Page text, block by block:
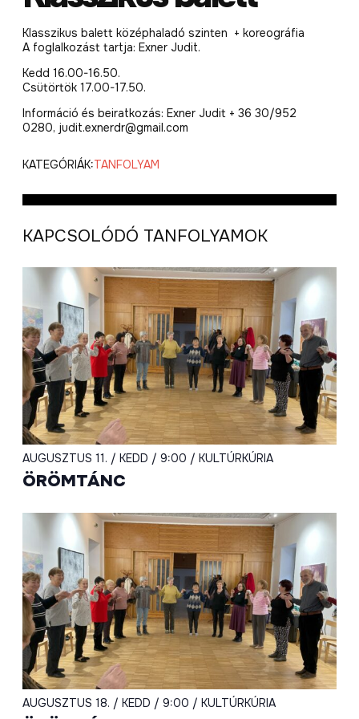
Klasszikus balett középhaladó szinten + koreográfia
A foglalkozást tartja: Exner Judit.
Kedd 16.00-16.50.
Csütörtök 17.00-17.50.
Információ és beiratkozás: Exner Judit + 36 30/952
0280, judit.exnerdr@gmail.com
KATEGÓRIÁK:TANFOLYAM
KAPCSOLÓDÓ TANFOLYAMOK
AUGUSZTUS 11. / KEDD / 9:00 / KULTÚRKÚRIA
ÖRÖMTÁNC
AUGUSZTUS 18. / KEDD / 9:00 / KULTÚRKÚRIA